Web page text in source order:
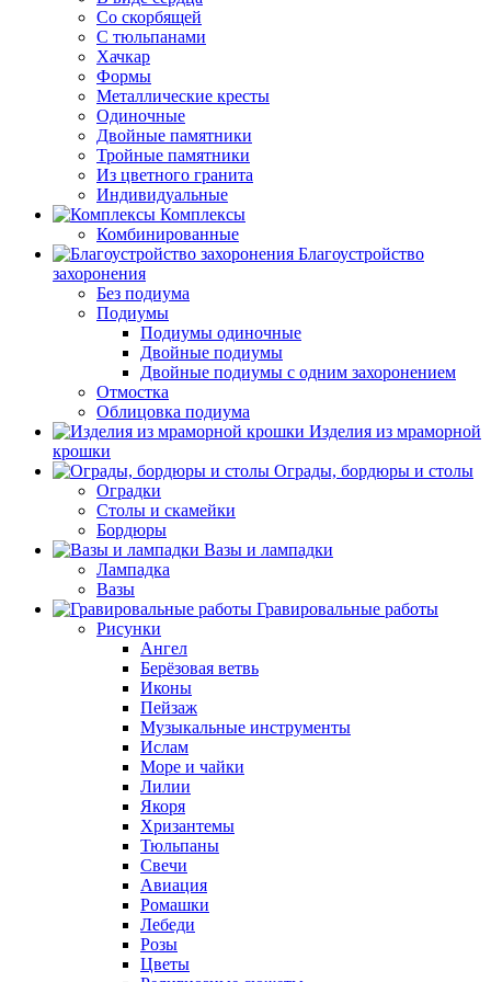
Со скорбящей
С тюльпанами
Хачкар
Формы
Металлические кресты
Одиночные
Двойные памятники
Тройные памятники
Из цветного гранита
Индивидуальные
Комплексы
Комбинированные
Благоустройство
захоронения
Без подиума
Подиумы
Подиумы одиночные
Двойные подиумы
Двойные подиумы с одним захоронением
Отмостка
Облицовка подиума
Изделия из мраморной
крошки
Ограды, бордюры и столы
Оградки
Столы и скамейки
Бордюры
Вазы и лампадки
Лампадка
Вазы
Гравировальные работы
Рисунки
Ангел
Берёзовая ветвь
Иконы
Пейзаж
Музыкальные инструменты
Ислам
Море и чайки
Лилии
Якоря
Хризантемы
Тюльпаны
Свечи
Авиация
Ромашки
Лебеди
Розы
Цветы